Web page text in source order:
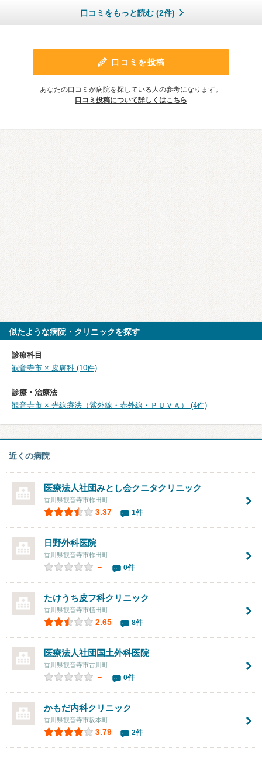
口コミをもっと読む (2件)
口コミを投稿
あなたの口コミが病院を探している人の参考になります。
口コミ投稿について詳しくはこちら
似たような病院・クリニックを探す
診療科目
観音寺市 × 皮膚科 (10件)
診療・治療法
観音寺市 × 光線療法（紫外線・赤外線・ＰＵＶＡ） (4件)
近くの病院
医療法人社団みとし会クニタクリニック
香川県観音寺市柞田町
3.37 1件
日野外科医院
香川県観音寺市柞田町
－ 0件
たけうち皮フ科クリニック
香川県観音寺市植田町
2.65 8件
医療法人社団 国土外科医院
香川県観音寺市古川町
－ 0件
かもだ内科クリニック
香川県観音寺市坂本町
3.79 2件